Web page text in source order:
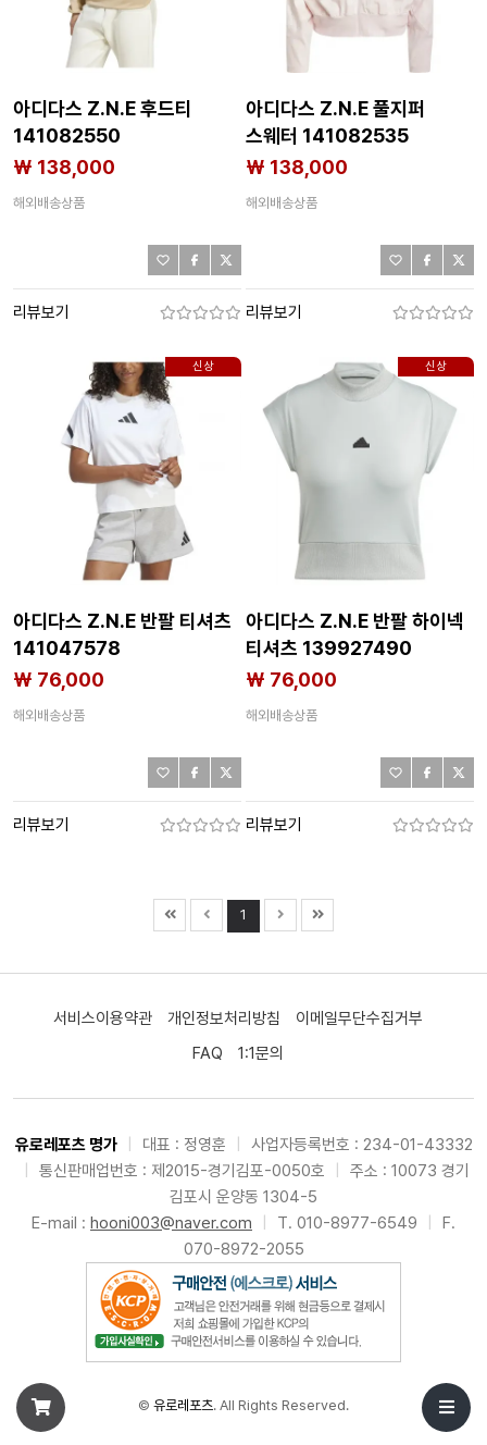
아디다스 Z.N.E 후드티
141082550
₩ 138,000
해외배송상품
리뷰보기
아디다스 Z.N.E 풀지퍼
스웨터 141082535
₩ 138,000
해외배송상품
리뷰보기
신상
아디다스 Z.N.E 반팔 티셔츠
141047578
₩ 76,000
해외배송상품
리뷰보기
신상
아디다스 Z.N.E 반팔 하이넥
티셔츠 139927490
₩ 76,000
해외배송상품
리뷰보기
1
서비스이용약관 개인정보처리방침
이메일무단수집거부
FAQ
1:1문의
유로레포츠 명가 대표 : 정영훈
사업자등록번호 : 234-01-43332
통신판매업번호 : 제2015-경기김포-0050호
주소 : 10073 경기
김포시 운양동 1304-5
E-mail : hooni003@naver.com T. 010-8977-6549
F.
070-8972-2055
© 유로레포츠. All Rights Reserved.